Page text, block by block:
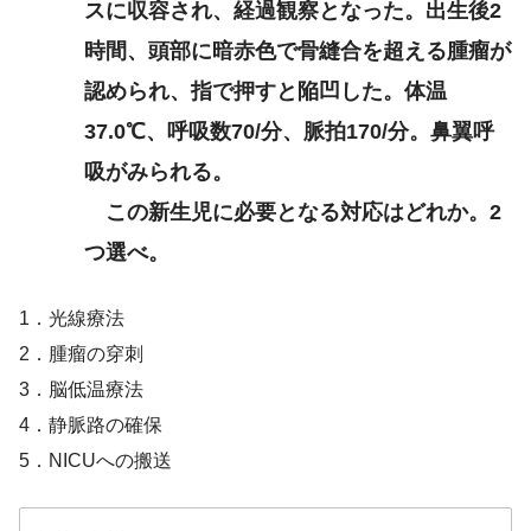
スに収容され、経過観察となった。出生後2
時間、頭部に暗赤色で骨縫合を超える腫瘤が
認められ、指で押すと陥凹した。体温
37.0℃、呼吸数70/分、脈拍170/分。鼻翼呼
吸がみられる。
この新生児に必要となる対応はどれか。2
つ選べ。
1．光線療法
2．腫瘤の穿刺
3．脳低温療法
4．静脈路の確保
5．NICUへの搬送